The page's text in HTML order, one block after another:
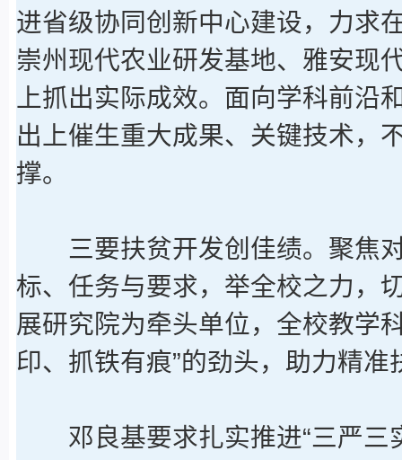
进省级协同创新中心建设，力求
崇州现代农业研发基地、雅安现
上抓出实际成效。面向学科前沿
出上催生重大成果、关键技术，
撑。
三要扶贫开发创佳绩。聚焦对
标、任务与要求，举全校之力，
展研究院为牵头单位，全校教学
印、抓铁有痕”的劲头，助力精准
邓良基要求扎实推进“三严三